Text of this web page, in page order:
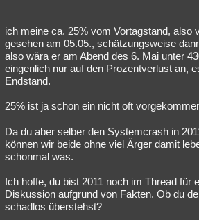
ich meine ca. 25% vom Vortagstand, also
gesehen am 05.05., schätzungsweise
also wära er am Abend des 6. Mai unter
eingenlich nur auf den Prozentverlust an,
Endstand.
25% ist ja schon ein nicht oft
Da du aber selber den Systemcrash in
können wir beide ohne viel Ärger damit
schonmal was.
Ich hoffe, du bist 2011 noch im Thread für
Diskussion aufgrund von Fakten. Ob du
schadlos überstehst?